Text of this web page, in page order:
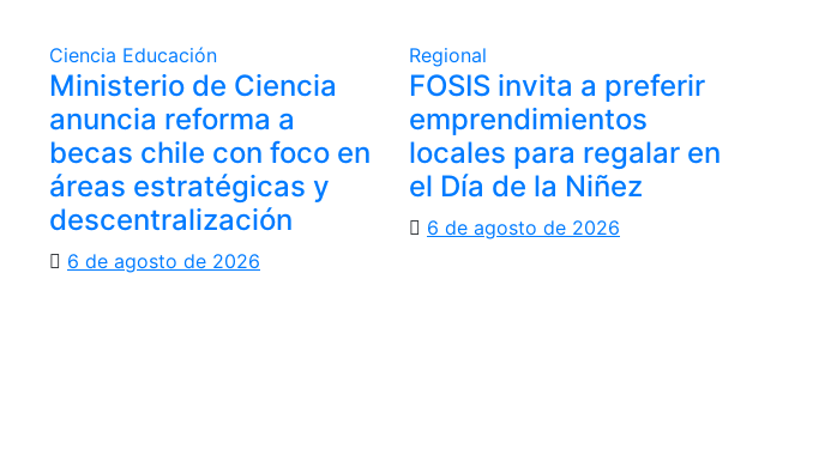
Ciencia Educación
Ministerio de Ciencia
anuncia reforma a
becas chile con foco en
áreas estratégicas y
descentralización
6 de agosto de 2026
Regional
FOSIS invita a preferir
emprendimientos
locales para regalar en
el Día de la Niñez
6 de agosto de 2026